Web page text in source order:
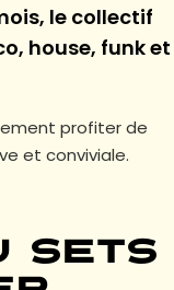
le collectif
house, funk et
profiter de
et conviviale.
sets